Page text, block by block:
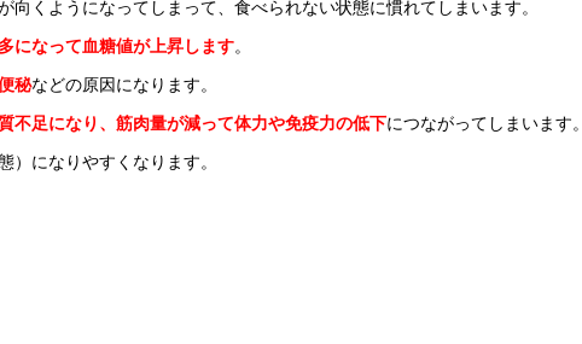
くようになってしまって、食べられない状態に慣れてしまいます。
になって血糖値が上昇します。
秘などの原因になります。
不足になり、筋肉量が減って体力や免疫力の低下につながってしまいます。
）になりやすくなります。